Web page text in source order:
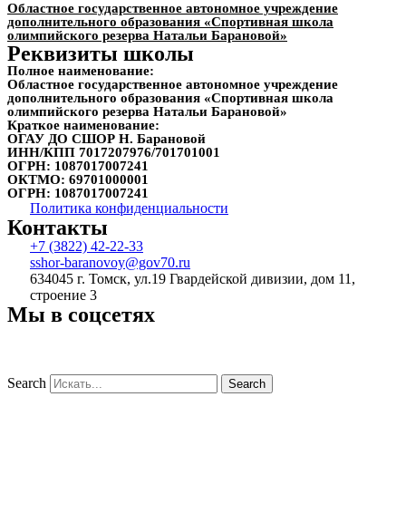
Областное государственное автономное учреждение
дополнительного образования «Спортивная школа
олимпийского резерва Натальи Барановой»
Реквизиты школы
Полное наименование:
Областное государственное автономное учреждение
дополнительного образования «Спортивная школа
олимпийского резерва Натальи Барановой»
Краткое наименование:
ОГАУ ДО СШОР Н. Барановой
ИНН/КПП 7017207976/701701001
ОГРН: 1087017007241
ОКТМО: 69701000001
ОГРН: 1087017007241
Политика конфиденциальности
Контакты
+7 (3822) 42-22-33
sshor-baranovoy@gov70.ru
634045 г. Томск, ул.19 Гвардейской дивизии, дом 11,
строение 3
Мы в соцсетях
Search Search